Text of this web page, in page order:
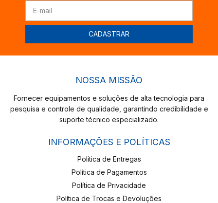
NOSSA MISSÃO
Fornecer equipamentos e soluções de alta tecnologia para
pesquisa e controle de qualidade, garantindo credibilidade e
suporte técnico especializado.
INFORMAÇÕES E POLÍTICAS
Política de Entregas
Política de Pagamentos
Política de Privacidade
Política de Trocas e Devoluções